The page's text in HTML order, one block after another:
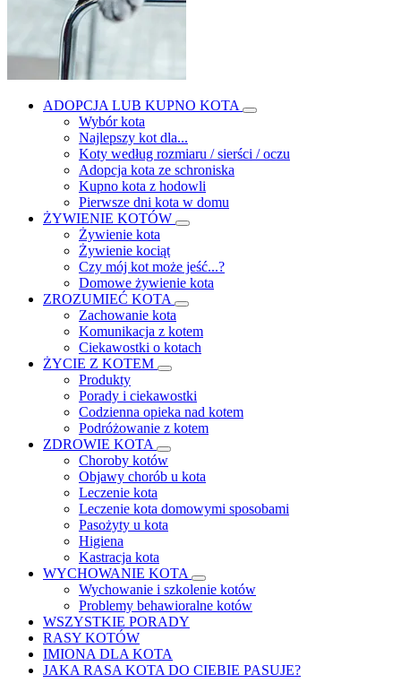
ADOPCJA LUB KUPNO KOTA
Wybór kota
Najlepszy kot dla...
Koty według rozmiaru / sierści / oczu
Adopcja kota ze schroniska
Kupno kota z hodowli
Pierwsze dni kota w domu
ŻYWIENIE KOTÓW
Żywienie kota
Żywienie kociąt
Czy mój kot może jeść...?
Domowe żywienie kota
ZROZUMIEĆ KOTA
Zachowanie kota
Komunikacja z kotem
Ciekawostki o kotach
ŻYCIE Z KOTEM
Produkty
Porady i ciekawostki
Codzienna opieka nad kotem
Podróżowanie z kotem
ZDROWIE KOTA
Choroby kotów
Objawy chorób u kota
Leczenie kota
Leczenie kota domowymi sposobami
Pasożyty u kota
Higiena
Kastracja kota
WYCHOWANIE KOTA
Wychowanie i szkolenie kotów
Problemy behawioralne kotów
WSZYSTKIE PORADY
RASY KOTÓW
IMIONA DLA KOTA
JAKA RASA KOTA DO CIEBIE PASUJE?